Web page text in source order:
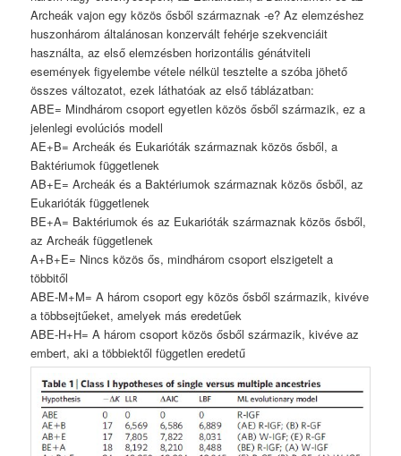
Archeák vajon egy közös ősből származnak -e? Az elemzéshez
huszonhárom általánosan konzervált fehérje szekvenciáit
használta, az első elemzésben horizontális génátviteli
események figyelembe vétele nélkül tesztelte a szóba jöhető
összes változatot, ezek láthatóak az első táblázatban:
ABE= Mindhárom csoport egyetlen közös ősből származik, ez a
jelenlegi evolúciós modell
AE+B= Archeák és Eukarióták származnak közös ősből, a
Baktériumok függetlenek
AB+E= Archeák és a Baktériumok származnak közös ősből, az
Eukarióták függetlenek
BE+A= Baktériumok és az Eukarióták származnak közös ősből,
az Archeák függetlenek
A+B+E= Nincs közös ős, mindhárom csoport elszigetelt a
többitől
ABE-M+M= A három csoport egy közös ősből származik, kivéve
a többsejtűeket, amelyek más eredetűek
ABE-H+H= A három csoport közös ősből származik, kivéve az
embert, aki a többiektől független eredetű